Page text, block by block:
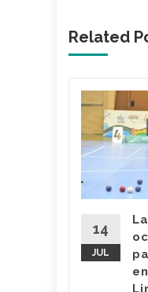
Related
14
JUL